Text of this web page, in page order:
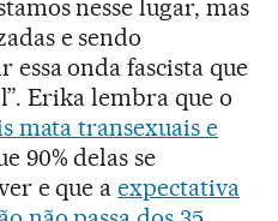
nesse lugar, mas
e sendo
essa onda fascista que
Erika lembra que o
mata transexuais e
90% delas se
e que aexpectativa